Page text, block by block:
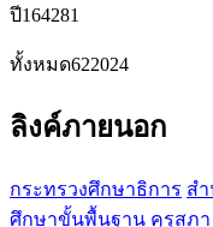
ปี164281
ทั้งหมด622024
ลิงค์ภายนอก
กระทรวงศึกษาธิการ ส
ศึกษาขั้นพื้นฐาน คุรุสภา